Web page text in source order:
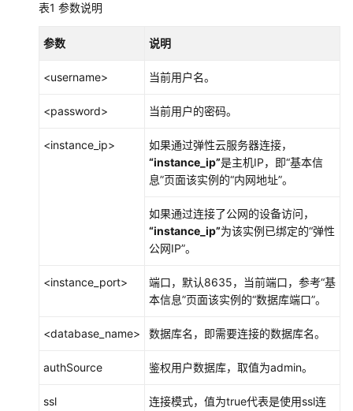
用
范
数
库
用
教
开
表1 参数说明
参数 说明
<username> 当前用户名。
<password> 当前用户的密码。
<instance_ip>
如果通过弹性云服务器连接，
“instance_ip”是主机IP，即“基本信
息”页面该实例的“内网地址”。
如果通过连接了公网的设备访问，
“instance_ip”为该实例已绑定的“弹性
公网IP”。
<instance_port>
端口，默认8635，当前端口，参考“基
本信息”页面该实例的“数据库端口”。
<database_name> 数据库名，即需要连接的数据库名。
authSource 鉴权用户数据库，取值为admin。
ssl
连接模式，值为true代表是使用ssl连